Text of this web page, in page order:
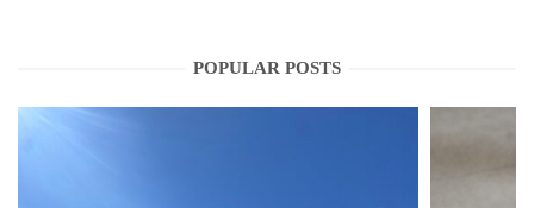
POPULAR POSTS